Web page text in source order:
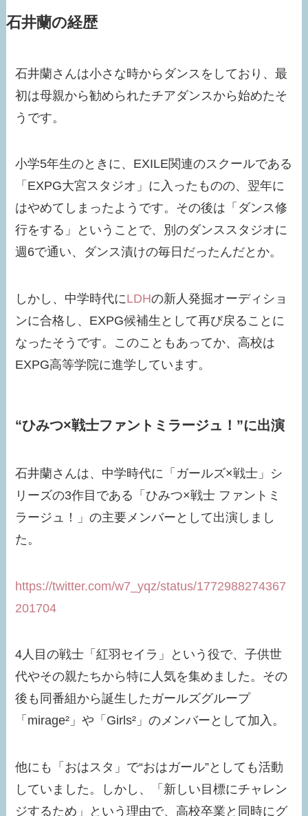
石井蘭の経歴
石井蘭さんは小さな時からダンスをしており、最
初は母親から勧められたチアダンスから始めたそ
うです。
小学5年生のときに、EXILE関連のスクールである
「EXPG大宮スタジオ」に入ったものの、翌年に
はやめてしまったようです。その後は「ダンス修
行をする」ということで、別のダンススタジオに
週6で通い、ダンス漬けの毎日だったんだとか。
しかし、中学時代にLDHの新人発掘オーディショ
ンに合格し、EXPG候補生として再び戻ることに
なったそうです。このこともあってか、高校は
EXPG高等学院に進学しています。
“ひみつ×戦士ファントミラージュ！”に出演
石井蘭さんは、中学時代に「ガールズ×戦士」シ
リーズの3作目である「ひみつ×戦士 ファントミ
ラージュ！」の主要メンバーとして出演しまし
た。
https://twitter.com/w7_yqz/status/1772988274367
201704
4人目の戦士「紅羽セイラ」という役で、子供世
代やその親たちから特に人気を集めました。その
後も同番組から誕生したガールズグループ
「mirage²」や「Girls²」のメンバーとして加入。
他にも「おはスタ」で“おはガール”としても活動
していました。しかし、「新しい目標にチャレン
ジするため」という理由で、高校卒業と同時にグ